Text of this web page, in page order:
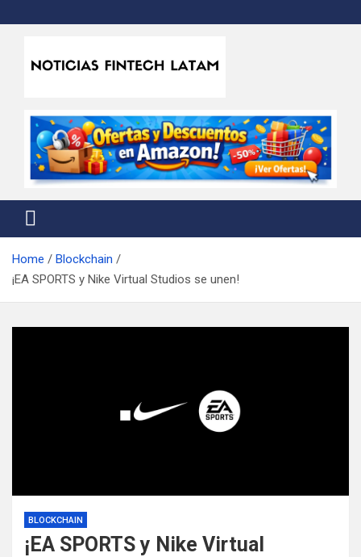
to
Noticias Fintech Latam
Home
Blockchain
¡EA SPORTS y Nike Virtual Studios se unen!
BLOCKCHAIN
¡EA SPORTS y Nike Virtual